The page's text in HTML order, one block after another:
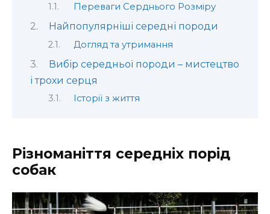
Переваги Серднього Розміру
Найпопулярніші середні породи
Догляд та утримання
Вибір середньої породи – мистецтво
і трохи серця
Історії з життя
Різноманіття середніх порід
собак